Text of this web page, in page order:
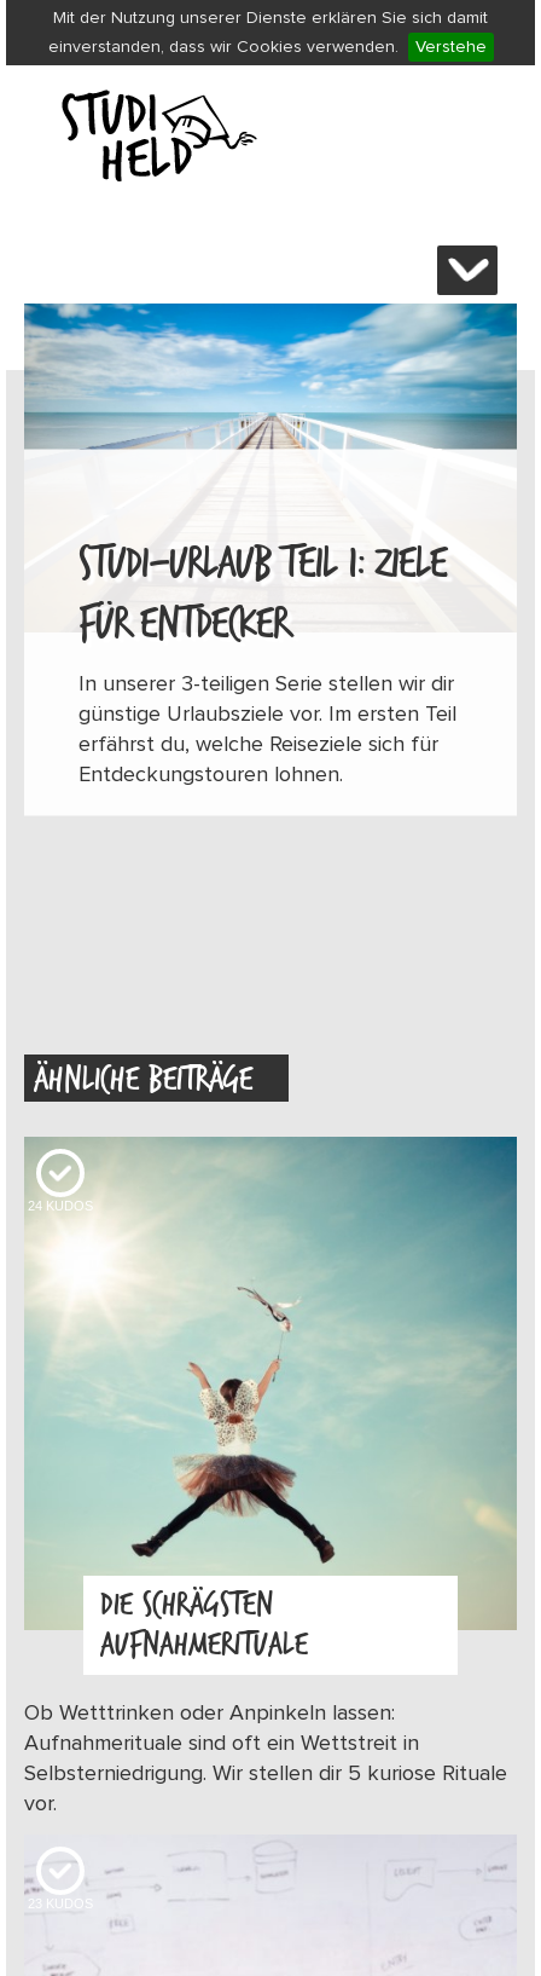
Mit der Nutzung unserer Dienste erklären Sie sich damit
einverstanden, dass wir Cookies verwenden.
Verstehe
STUDI-URLAUB TEIL 1: ZIELE
FÜR ENTDECKER
In unserer 3-teiligen Serie stellen wir dir
günstige Urlaubsziele vor. Im ersten Teil
erfährst du, welche Reiseziele sich für
Entdeckungstouren lohnen.
ÄHNLICHE BEITRÄGE
24 KUDOS
DIE SCHRÄGSTEN
AUFNAHMERITUALE
Ob Wetttrinken oder Anpinkeln lassen:
Aufnahmerituale sind oft ein Wettstreit in
Selbsterniedrigung. Wir stellen dir 5 kuriose Rituale
vor.
23 KUDOS